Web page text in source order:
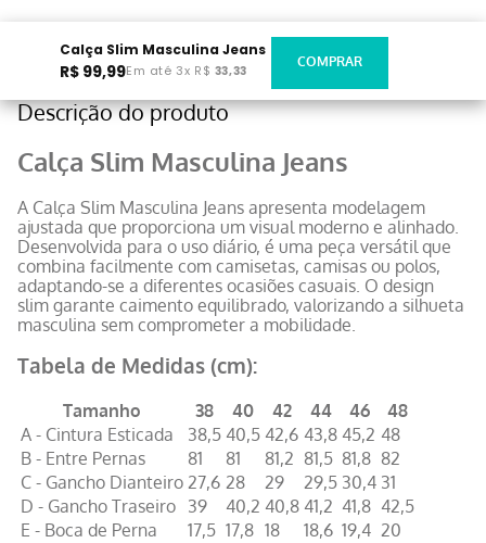
Calça Slim Masculina Jeans
R$ 99,99Em até 3x R$ 33,33
Descrição do produto
Calça Slim Masculina Jeans
A Calça Slim Masculina Jeans apresenta modelagem
ajustada que proporciona um visual moderno e alinhado.
Desenvolvida para o uso diário, é uma peça versátil que
combina facilmente com camisetas, camisas ou polos,
adaptando-se a diferentes ocasiões casuais. O design
slim garante caimento equilibrado, valorizando a silhueta
masculina sem comprometer a mobilidade.
Tabela de Medidas (cm):
Tamanho 38 40 42 44 46
48
A - Cintura Esticada
38,5 40,5 42,6 43,8 45,2 48
B - Entre Pernas
81 81 81,2 81,5 81,8 82
C - Gancho Dianteiro 27,6 28 29 29,5 30,4 31
D - Gancho Traseiro 39 40,2 40,8 41,2 41,8 42,5
E - Boca de Perna
17,5 17,8 18 18,6 19,4 20